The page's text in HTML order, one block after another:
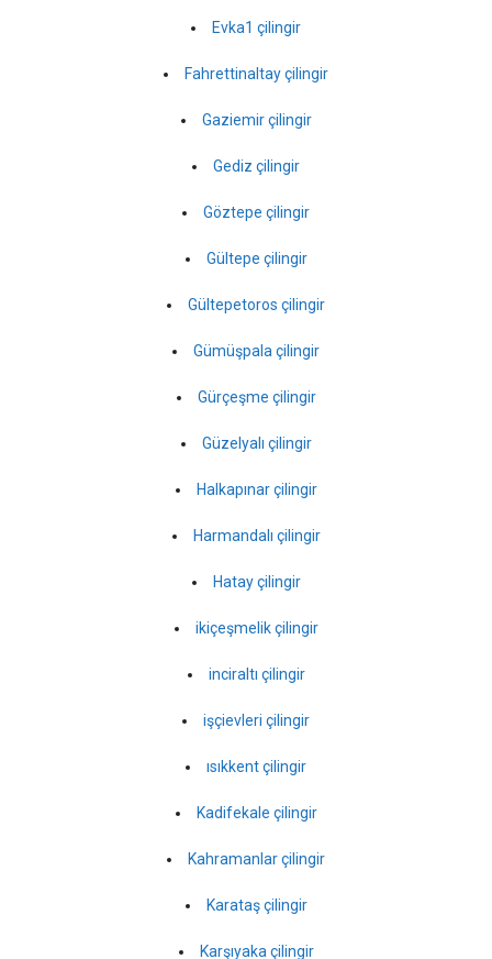
Evka1 çilingir
Fahrettinaltay çilingir
Gaziemir çilingir
Gediz çilingir
Göztepe çilingir
Gültepe çilingir
Gültepetoros çilingir
Gümüşpala çilingir
Gürçeşme çilingir
Güzelyalı çilingir
Halkapınar çilingir
Harmandalı çilingir
Hatay çilingir
ikiçeşmelik çilingir
inciraltı çilingir
işçievleri çilingir
ısıkkent çilingir
Kadifekale çilingir
Kahramanlar çilingir
Karataş çilingir
Karşıyaka çilingir